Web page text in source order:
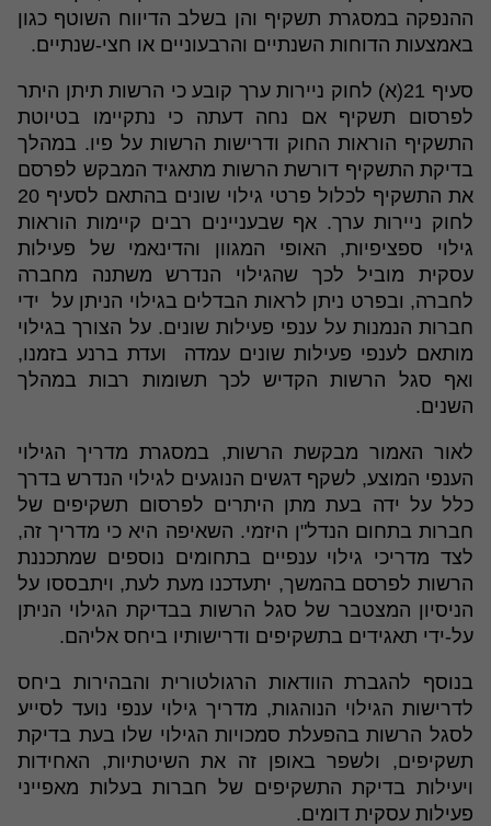
ההנפקה במסגרת תשקיף והן בשלב הדיווח השוטף כגון
באמצעות הדוחות השנתיים והרבעוניים או חצי-שנתיים.
סעיף 21(א) לחוק ניירות ערך קובע כי הרשות תיתן היתר
לפרסום תשקיף אם נחה דעתה כי נתקיימו בטיוטת
התשקיף הוראות החוק ודרישות הרשות על פיו. במהלך
בדיקת התשקיף דורשת הרשות מתאגיד המבקש לפרסם
את התשקיף לכלול פרטי גילוי שונים בהתאם לסעיף 20
לחוק ניירות ערך. אף שבעניינים רבים קיימות הוראות
גילוי ספציפיות, האופי המגוון והדינאמי של פעילות
עסקית מוביל לכך שהגילוי הנדרש משתנה מחברה
לחברה, ובפרט ניתן לראות הבדלים בגילוי הניתן על ידי
חברות הנמנות על ענפי פעילות שונים. על הצורך בגילוי
מותאם לענפי פעילות שונים עמדה ועדת ברנע בזמנו,
ואף סגל הרשות הקדיש לכך תשומות רבות במהלך
השנים.
לאור האמור מבקשת הרשות, במסגרת מדריך הגילוי
הענפי המוצע, לשקף דגשים הנוגעים לגילוי הנדרש בדרך
כלל על ידה בעת מתן היתרים לפרסום תשקיפים של
חברות בתחום הנדל"ן היזמי. השאיפה היא כי מדריך זה,
לצד מדריכי גילוי ענפיים בתחומים נוספים שמתכננת
הרשות לפרסם בהמשך, יתעדכנו מעת לעת, ויתבססו על
הניסיון המצטבר של סגל הרשות בבדיקת הגילוי הניתן
על-ידי תאגידים בתשקיפים ודרישותיו ביחס אליהם.
בנוסף להגברת הוודאות הרגולטורית והבהירות ביחס
לדרישות הגילוי הנוהגות, מדריך גילוי ענפי נועד לסייע
לסגל הרשות בהפעלת סמכויות הגילוי שלו בעת בדיקת
תשקיפים, ולשפר באופן זה את השיטתיות, האחידות
ויעילות בדיקת התשקיפים של חברות בעלות מאפייני
פעילות עסקית דומים.